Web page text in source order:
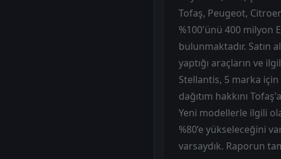
Tofaş, Peugeot,
%100'ünü 400 milyon
bulunmaktadır. Satın
yaptığı araçların ve
Stellantis, 5 marka
dağıtım hakkını
Yeni modellerle ilgili
%80’e yükseleceğini
varsaydık. Raporun